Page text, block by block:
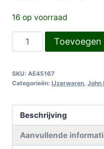
16 op voorraad
AE45167
Kettingtandwiel
SKU: AE45167
Categorieën: IJzerwaren John
Beschrijving
Aanvullende